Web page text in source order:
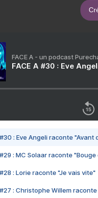
FACE A - un podcast
FACE A #30 : Eve
#30 : Eve Angeli raconte "Avant
#29 : MC Solaar raconte "Bouge
#28 : Lorie raconte "Je vais vite"
#27 : Christophe Willem